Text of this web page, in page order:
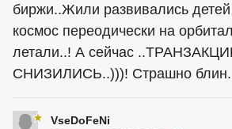
биржи..Жили развивались
космос переодически на
летали..! А сейчас
СНИЗИЛИСЬ..)))! Страшно
VseDoFeNi